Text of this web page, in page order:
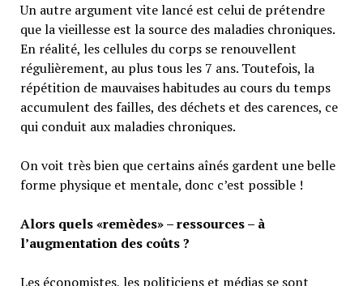
Un autre argument vite lancé est celui de prétendre
que la vieillesse est la source des maladies chroniques.
En réalité, les cellules du corps se renouvellent
régulièrement, au plus tous les 7 ans. Toutefois, la
répétition de mauvaises habitudes au cours du temps
accumulent des failles, des déchets et des carences, ce
qui conduit aux maladies chroniques.
On voit très bien que certains aînés gardent une belle
forme physique et mentale, donc c’est possible !
Alors quels «remèdes» – ressources – à
l’augmentation des coûts ?
Les économistes, les politiciens et médias se sont